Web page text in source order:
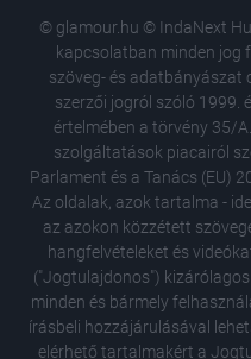
© glamour.hu © IndaNext
kapcsolatban minden jog
szöveg- és adatbányászat
szerzői jogról szóló 1999.
értelmében a törvény 35/
szolgáltatások piacairól
Parlament és a Tanács (EU)
Az oldalak, azok tartalma -
az azokon közzétett
hangfelvételeket és
("Jogtulajdonos")
minden és bármely
írásbeli hozzájárulásával
elérhető tartalmakért a